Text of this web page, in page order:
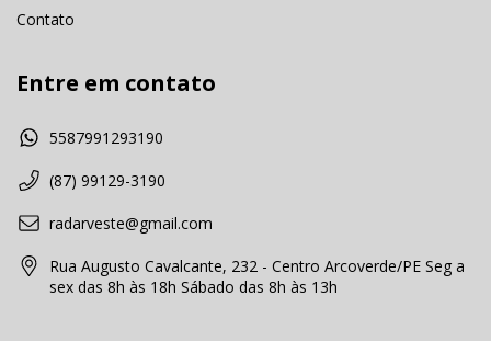
Contato
Entre em contato
5587991293190
(87) 99129-3190
radarveste@gmail.com
Rua Augusto Cavalcante, 232 - Centro Arcoverde/PE Seg a
sex das 8h às 18h Sábado das 8h às 13h